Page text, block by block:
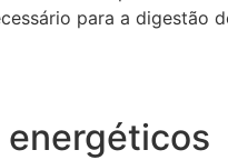
para a digestão
energéticos